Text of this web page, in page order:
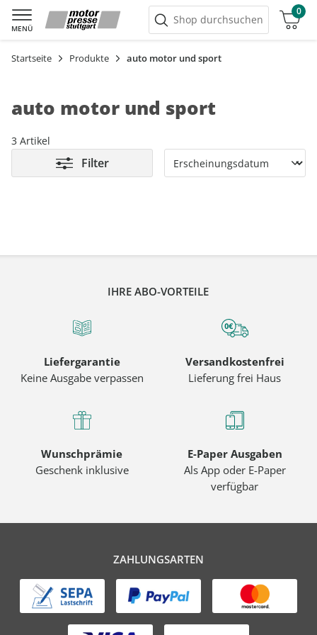
MENÜ
Shop durchsuchen
0
Warenkorb
Startseite Produkte auto motor und sport
auto motor und sport
3 Artikel
Filter
IHRE ABO-VORTEILE
Liefergarantie
Keine Ausgabe verpassen
Versandkostenfrei
Lieferung frei Haus
Wunschprämie
Geschenk inklusive
E-Paper Ausgaben
Als App oder E-Paper
verfügbar
ZAHLUNGSARTEN